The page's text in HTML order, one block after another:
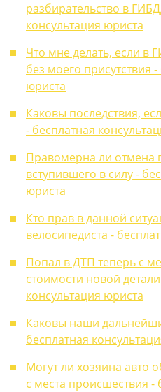
разбирательство в
консультация юриста
Что мне делать, если в
без моего присутствия
юриста
Каковы последствия,
- бесплатная
Правомерна ли отмена
вступившего в силу -
юриста
Кто прав в данной
велосипедиста -
Попал в ДТП теперь с
стоимости новой
консультация юриста
Каковы наши
бесплатная
Могут ли хозяина авто
с места происшествия -